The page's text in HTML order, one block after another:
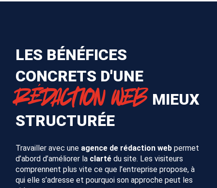
LES BÉNÉFICES
CONCRETS D'UNE
RÉDACTION WEB MIEUX
STRUCTURÉE
Travailler avec une agence de rédaction web permet
d’abord d’améliorer la clarté du site. Les visiteurs
comprennent plus vite ce que l’entreprise propose, à
qui elle s’adresse et pourquoi son approche peut les